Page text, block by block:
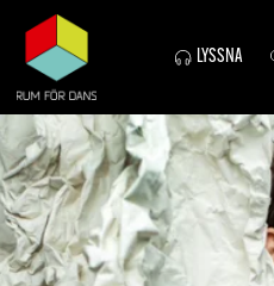
LYSSNA